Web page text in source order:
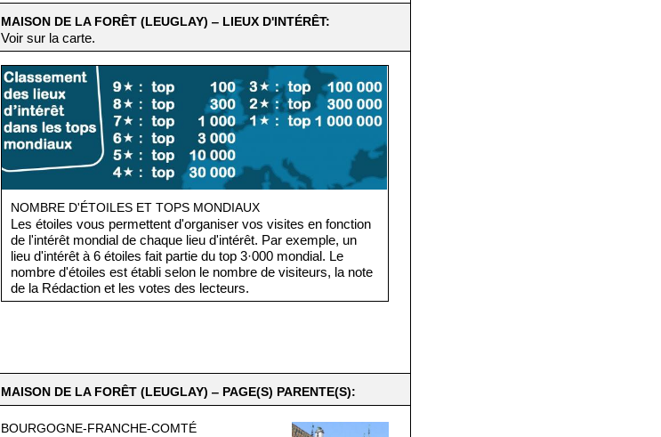
MAISON DE LA FORÊT (LEUGLAY) ‒ LIEUX D'INTÉRÊT:
Voir sur la carte.
NOMBRE D'ÉTOILES ET TOPS MONDIAUX
Les étoiles vous permettent d'organiser vos visites en fonction
de l'intérêt mondial de chaque lieu d'intérêt. Par exemple, un
lieu d'intérêt à 6 étoiles fait partie du top 3·000 mondial. Le
nombre d'étoiles est établi selon le nombre de visiteurs, la note
de la Rédaction et les votes des lecteurs.
MAISON DE LA FORÊT (LEUGLAY) ‒ PAGE(S) PARENTE(S):
BOURGOGNE-FRANCHE-COMTÉ